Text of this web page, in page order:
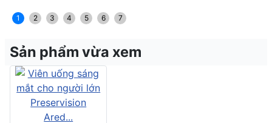
1 2 3 4 5 6 7
Sản phẩm vừa xem